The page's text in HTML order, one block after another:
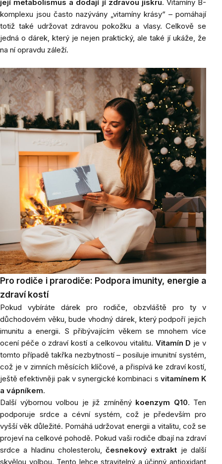
její metabolismus a dodají jí zdravou jiskru. Vitamíny B-
komplexu jsou často nazývány „vitamíny krásy“ – pomáhají
totiž také udržovat zdravou pokožku a vlasy. Celkově se
jedná o dárek, který je nejen praktický, ale také jí ukáže, že
na ní opravdu záleží.
Pro rodiče i prarodiče: Podpora imunity, energie a
zdraví kostí
Pokud vybíráte dárek pro rodiče, obzvláště pro ty v
důchodovém věku, bude vhodný dárek, který podpoří jejich
imunitu a energii. S přibývajícím věkem se mnohem více
ocení péče o zdraví kostí a celkovou vitalitu. Vitamín D je v
tomto případě takřka nezbytností – posiluje imunitní systém,
což je v zimních měsících klíčové, a přispívá ke zdraví kostí,
ještě efektivněji pak v synergické kombinaci s vitamínem K
a vápníkem.
Další výbornou volbou je již zmíněný koenzym Q10. Ten
podporuje srdce a cévní systém, což je především pro
vyšší věk důležité. Pomáhá udržovat energii a vitalitu, což se
projeví na celkové pohodě. Pokud vaši rodiče dbají na zdraví
srdce a hladinu cholesterolu,česnekový extrakt je další
skvělou volbou. Tento lehce stravitelný a účinný antioxidant